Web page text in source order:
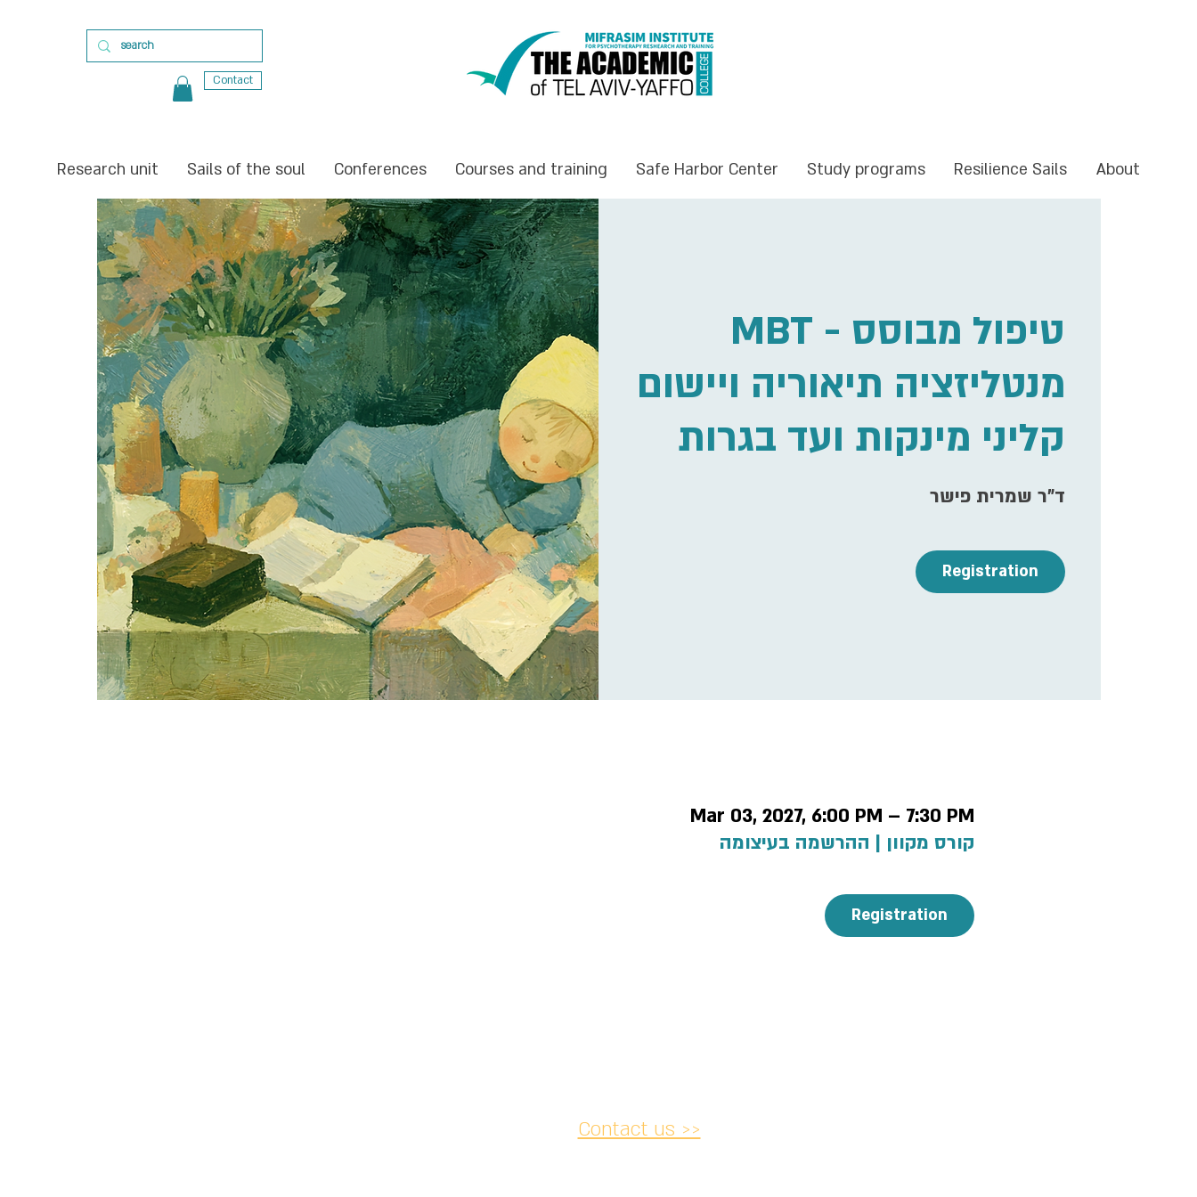
Contact
About
Resilience Sails
Study programs
Safe Harbor Center
Courses and training
Conferences
Sails of the soul
Research unit
MBT - טיפול מבוסס
מנטליזציה תיאוריה ויישום
קליני מינקות ועד בגרות
ד"ר שמרית פישר
Registration
Mar 03, 2027, 6:00 PM – 7:30 PM
קורס מקוון | ההרשמה בעיצומה
Registration
Contact us >>